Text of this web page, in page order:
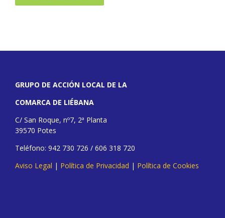
GRUPO DE ACCIÓN LOCAL DE LA
COMARCA DE LIÉBANA
C/ San Roque, nº7, 2ª Planta
39570 Potes
Teléfono: 942 730 726 / 606 318 720
Aviso Legal | Política de Privacidad | Política de Cookies